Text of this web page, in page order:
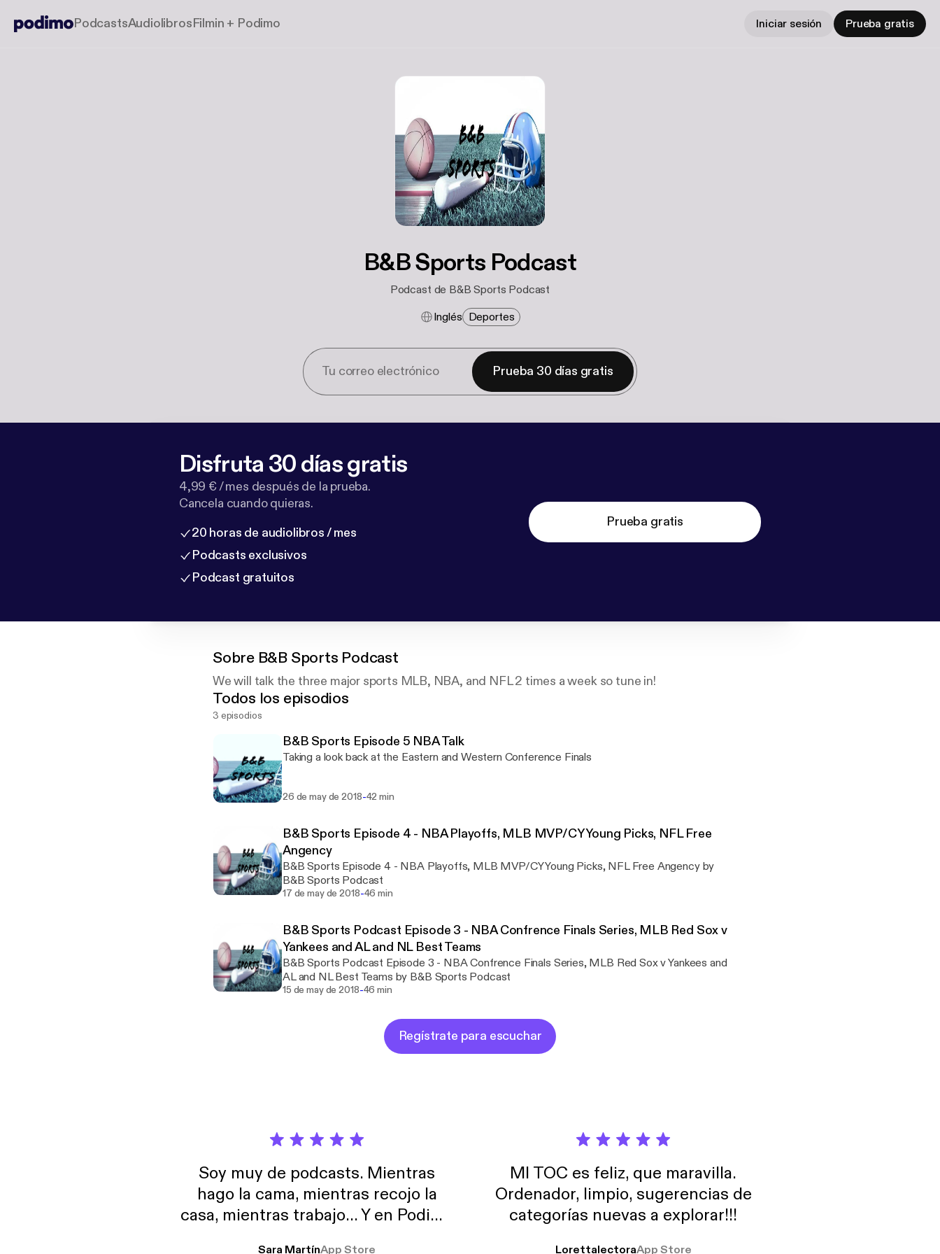
PodcastsAudiolibrosFilmin + Podimo Iniciar sesión Prueba gratis
B&B Sports Podcast
Podcast de B&B Sports Podcast
Inglés Deportes
Prueba 30 días gratis
Disfruta 30 días gratis
4,99 € / mes después de la prueba.
Cancela cuando quieras.
20 horas de audiolibros / mes
Podcasts exclusivos
Podcast gratuitos
Prueba gratis
Sobre B&B Sports Podcast
We will talk the three major sports MLB, NBA, and NFL 2 times a week so tune in!
Todos los episodios
3 episodios
B&B Sports Episode 5 NBA Talk
Taking a look back at the Eastern and Western Conference Finals
26 de may de 2018-42 min
B&B Sports Episode 4 - NBA Playoffs, MLB MVP/CY Young Picks, NFL Free
Angency
B&B Sports Episode 4 - NBA Playoffs, MLB MVP/CY Young Picks, NFL Free Angency by
B&B Sports Podcast
17 de may de 2018-46 min
B&B Sports Podcast Episode 3 - NBA Confrence Finals Series, MLB Red Sox v
Yankees and AL and NL Best Teams
B&B Sports Podcast Episode 3 - NBA Confrence Finals Series, MLB Red Sox v Yankees and
AL and NL Best Teams by B&B Sports Podcast
15 de may de 2018-46 min
Regístrate para escuchar
Soy muy de podcasts. Mientras
hago la cama, mientras recojo la
casa, mientras trabajo… Y en Podimo
Sara MartínApp Store
MI TOC es feliz, que maravilla.
Ordenador, limpio, sugerencias de
categorías nuevas a explorar!!!
LorettalectoraApp Store